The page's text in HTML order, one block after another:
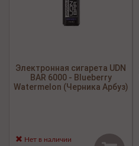
Электронная сигарета UDN
BAR 6000 - Blueberry
Watermelon (Черника Арбуз)
Нет в наличии